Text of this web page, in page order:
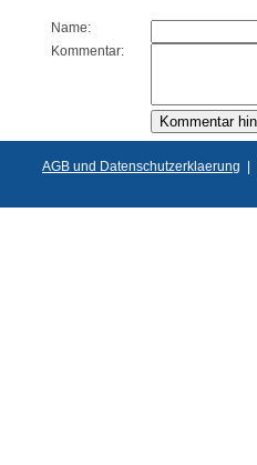
Name:
Kommentar:
AGB und Datenschutzerklaerung |